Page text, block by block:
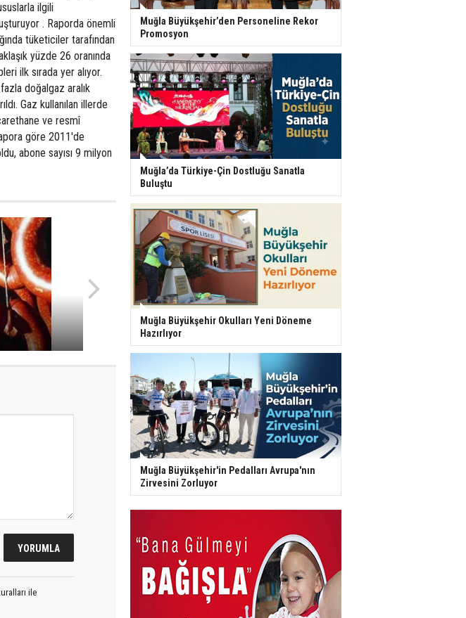
ilgili
. Raporda önemli
tüketiciler tarafından
yüzde 26 oranında
ilk sırada yer alıyor.
doğalgaz aralık
Gaz kullanılan illerde
ve resmî
göre 2011'de
abone sayısı 9 milyon
ile
Muğla Büyükşehir’den Personeline Rekor
Promosyon
Muğla’da Türkiye-Çin Dostluğu Sanatla
Buluştu
Muğla Büyükşehir Okulları Yeni Döneme
Hazırlıyor
Muğla Büyükşehir'in Pedalları Avrupa'nın
Zirvesini Zorluyor